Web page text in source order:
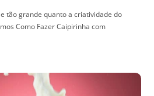
tão grande quanto a criatividade do
Como Fazer Caipirinha com